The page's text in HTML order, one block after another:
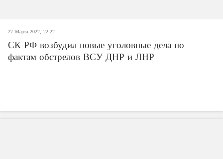
27 Марта 2022, 22:22
СК РФ возбудил новые уголовные дела по
фактам обстрелов ВСУ ДНР и ЛНР